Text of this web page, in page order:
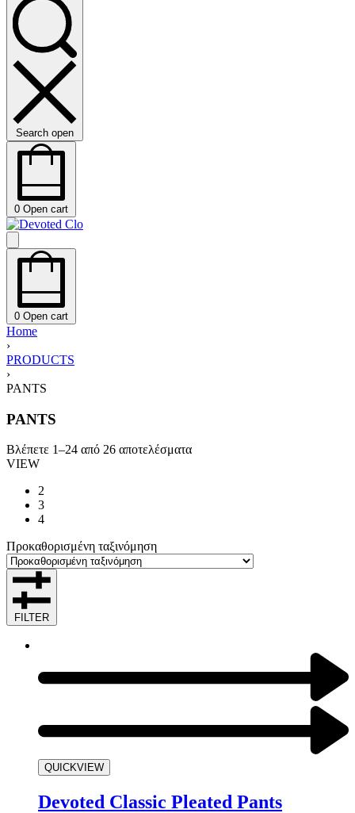
Search open
0 Open cart
0 Open cart
Home
›
PRODUCTS
›
PANTS
PANTS
Βλέπετε 1–24 από 26 αποτελέσματα
VIEW
2
3
4
Προκαθορισμένη ταξινόμηση
FILTER
QUICKVIEW
Devoted Classic Pleated Pants